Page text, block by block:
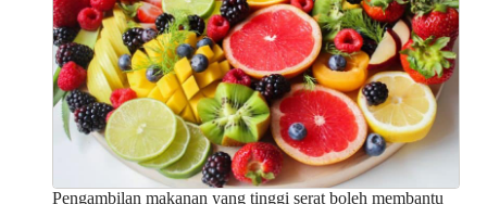
Pengambilan makanan yang tinggi serat boleh membantu